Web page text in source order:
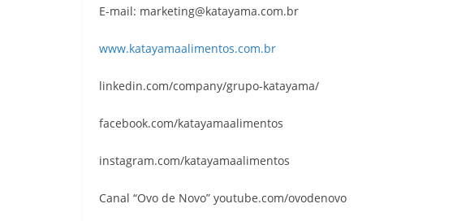
E-mail: marketing@katayama.com.br
www.katayamaalimentos.com.br
linkedin.com/company/grupo-katayama/
facebook.com/katayamaalimentos
instagram.com/katayamaalimentos
Canal “Ovo de Novo” youtube.com/ovodenovo